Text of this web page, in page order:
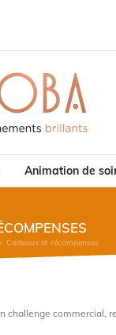
Animation de
Cadeaux et récompenses
commercial,